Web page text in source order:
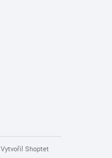
Vytvořil Shoptet